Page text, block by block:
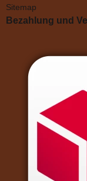
Sitemap
Bezahlung und